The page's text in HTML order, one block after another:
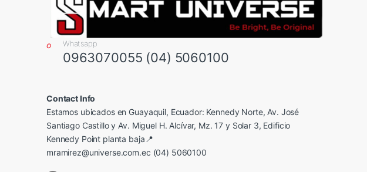
Whatsapp
0963070055 (04) 5060100
Contact Info
Estamos ubicados en Guayaquil, Ecuador: Kennedy Norte, Av. José
Santiago Castillo y Av. Miguel H. Alcívar, Mz. 17 y Solar 3, Edificio
Kennedy Point planta baja📍
mramirez@universe.com.ec (04) 5060100